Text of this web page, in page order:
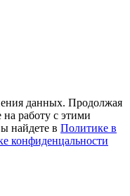
данных. Продолжая
на работу с этими
найдете в Политике в
конфиденцальности